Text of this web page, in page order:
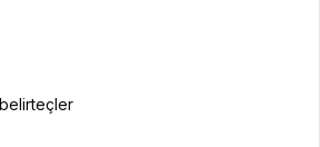
belirteçler